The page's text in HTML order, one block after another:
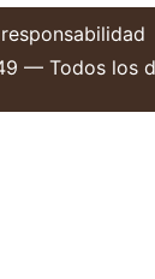
— Todos los